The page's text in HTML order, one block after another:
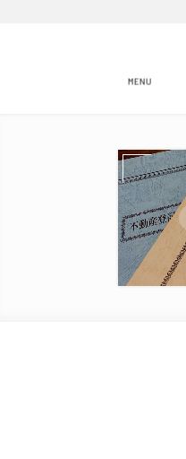
MENU